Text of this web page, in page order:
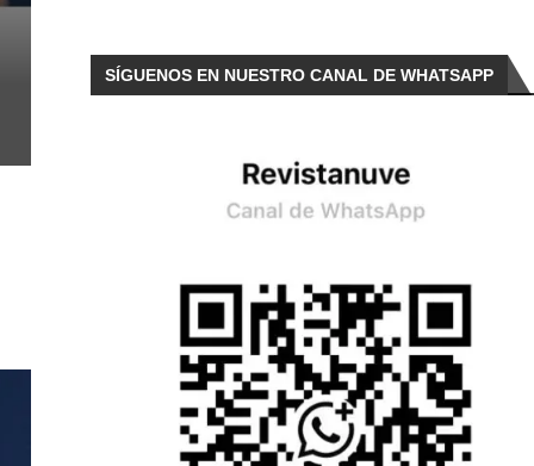
SÍGUENOS EN NUESTRO CANAL DE WHATSAPP